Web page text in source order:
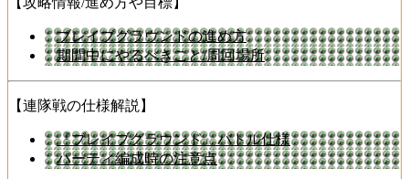
ブレイブグラウンドの進め方
期間中にやるべきこと/周回場所
【連隊戦の仕様解説】
『ブレイブグラウンド』バトル仕様
パーティ編成時の注意点